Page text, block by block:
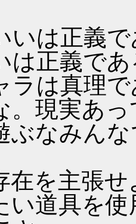
いは正義
は正義で
ラは真理
。現実あ
ぶなみん
在を主張
い道具を